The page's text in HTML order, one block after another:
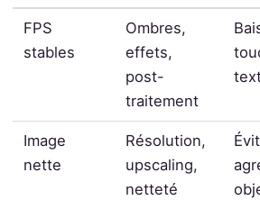
FPS
stables
Ombres,
effets,
post-
traitement
Image
nette
Résolution,
upscaling,
netteté